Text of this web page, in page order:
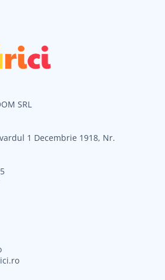
SRL
1 Decembrie 1918, Nr.